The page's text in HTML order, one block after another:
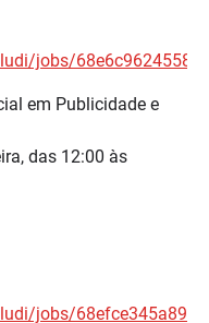
jobs/
em Publicidade e
das 12:00 às
jobs/